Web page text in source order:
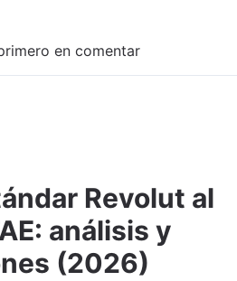
en comentar
Adjuntar imagen Comentar
Revolut al
análisis y
(2026)